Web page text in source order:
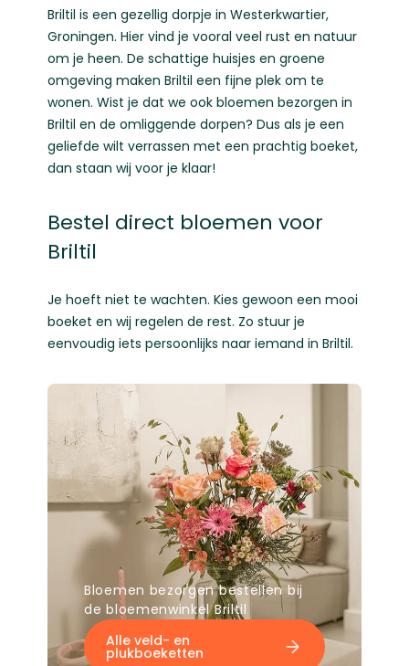
Briltil is een gezellig dorpje in Westerkwartier,
Groningen. Hier vind je vooral veel rust en natuur
om je heen. De schattige huisjes en groene
omgeving maken Briltil een fijne plek om te
wonen. Wist je dat we ook bloemen bezorgen in
Briltil en de omliggende dorpen? Dus als je een
geliefde wilt verrassen met een prachtig boeket,
dan staan wij voor je klaar!
Bestel direct bloemen voor
Briltil
Je hoeft niet te wachten. Kies gewoon een mooi
boeket en wij regelen de rest. Zo stuur je
eenvoudig iets persoonlijks naar iemand in Briltil.
Bloemen bezorgen bestellen bij
de bloemenwinkel Briltil
Alle veld- en
plukboeketten